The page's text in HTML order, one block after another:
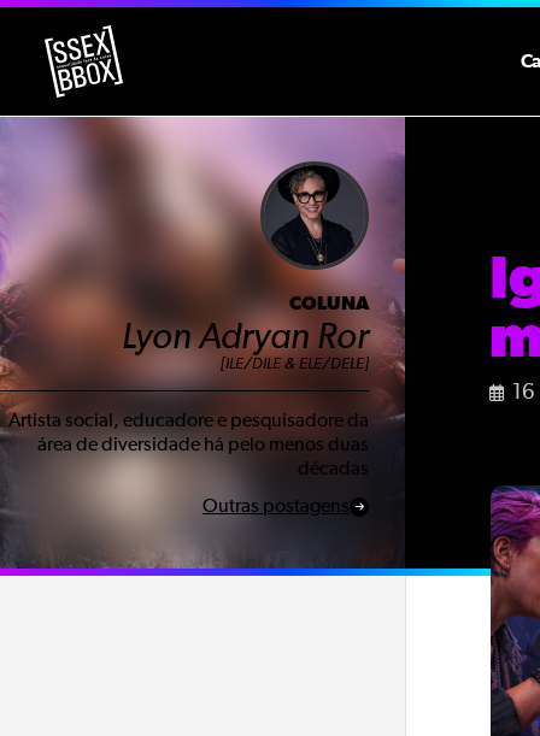
COLUNA
Lyon Adryan Ror
[ILE/DILE & ELE/DELE]
Artista social, educadore e pesquisadore da
área de diversidade há pelo menos duas
décadas
Outras postagens